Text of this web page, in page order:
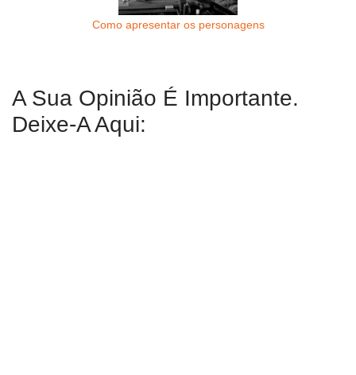
Como apresentar os personagens
A Sua Opinião É Importante.
Deixe-A Aqui: